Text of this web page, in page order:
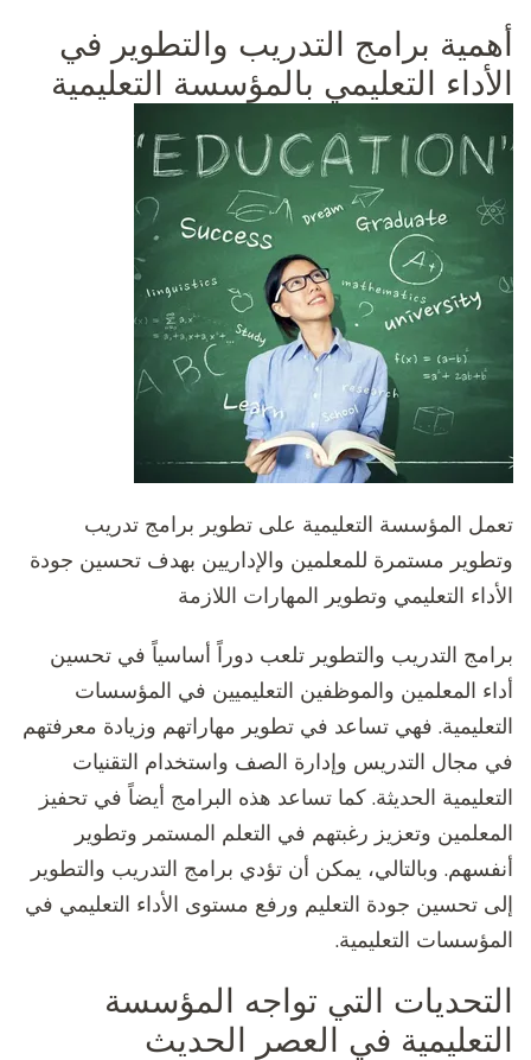
أهمية برامج التدريب والتطوير في
الأداء التعليمي بالمؤسسة التعليمية
تعمل المؤسسة التعليمية على تطوير برامج تدريب
وتطوير مستمرة للمعلمين والإداريين بهدف تحسين جودة
الأداء التعليمي وتطوير المهارات اللازمة
برامج التدريب والتطوير تلعب دوراً أساسياً في تحسين
أداء المعلمين والموظفين التعليميين في المؤسسات
التعليمية. فهي تساعد في تطوير مهاراتهم وزيادة معرفتهم
في مجال التدريس وإدارة الصف واستخدام التقنيات
التعليمية الحديثة. كما تساعد هذه البرامج أيضاً في تحفيز
المعلمين وتعزيز رغبتهم في التعلم المستمر وتطوير
أنفسهم. وبالتالي، يمكن أن تؤدي برامج التدريب والتطوير
إلى تحسين جودة التعليم ورفع مستوى الأداء التعليمي في
المؤسسات التعليمية.
التحديات التي تواجه المؤسسة
التعليمية في العصر الحديث